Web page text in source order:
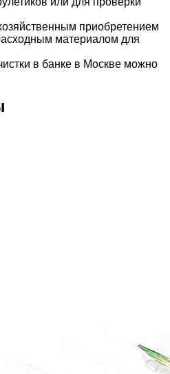
приобретением
материалом для
в банке в Москве можно